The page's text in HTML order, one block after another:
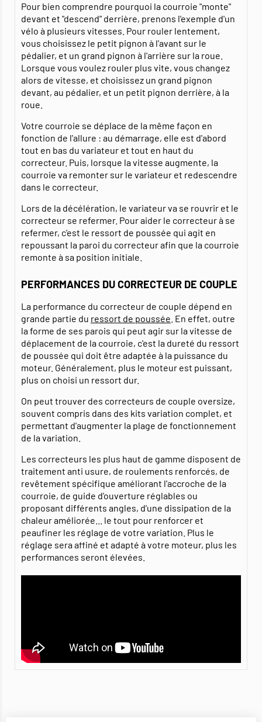
Pour bien comprendre pourquoi la courroie "monte"
devant et "descend" derrière, prenons l'exemple d'un
vélo à plusieurs vitesses. Pour rouler lentement,
vous choisissez le petit pignon à l'avant sur le
pédalier, et un grand pignon à l'arrière sur la roue.
Lorsque vous voulez rouler plus vite, vous changez
alors de vitesse, et choisissez un grand pignon
devant, au pédalier, et un petit pignon derrière, à la
roue.
Votre courroie se déplace de la même façon en
fonction de l'allure : au démarrage, elle est d'abord
tout en bas du variateur et tout en haut du
correcteur. Puis, lorsque la vitesse augmente, la
courroie va remonter sur le variateur et redescendre
dans le correcteur.
Lors de la décélération, le variateur va se rouvrir et le
correcteur se refermer. Pour aider le correcteur à se
refermer, c'est le ressort de poussée qui agit en
repoussant la paroi du correcteur afin que la courroie
remonte à sa position initiale.
PERFORMANCES DU CORRECTEUR DE COUPLE
La performance du correcteur de couple dépend en
grande partie du ressort de poussée . En effet, outre
la forme de ses parois qui peut agir sur la vitesse de
déplacement de la courroie, c'est la dureté du ressort
de poussée qui doit être adaptée à la puissance du
moteur. Généralement, plus le moteur est puissant,
plus on choisi un ressort dur.
On peut trouver des correcteurs de couple oversize,
souvent compris dans des kits variation complet, et
permettant d'augmenter la plage de fonctionnement
de la variation.
Les correcteurs les plus haut de gamme disposent de
traitement anti usure, de roulements renforcés, de
revêtement spécifique améliorant l'accroche de la
courroie, de guide d'ouverture réglables ou
proposant différents angles, d'une dissipation de la
chaleur améliorée... le tout pour renforcer et
peaufiner les réglage de votre variation. Plus le
réglage sera affiné et adapté à votre moteur, plus les
performances seront élevées.